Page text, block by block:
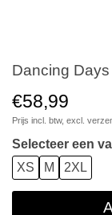
Dancing
€58,99
Prijs incl. btw, excl.
Selecteer een
XS
M 2XL